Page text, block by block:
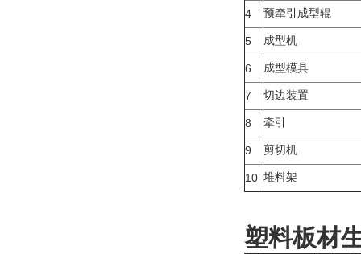
4 预牵引成型辊
5 成型机
6 成型模具
7 切边装置
8 牵引
9 剪切机
10 堆料架
塑料板材